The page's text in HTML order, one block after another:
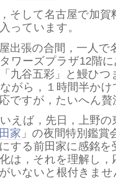
そして名古屋で加
っています。
出張の合間，一人
ワーズプラザ12階
九谷五彩」と鰻ひ
がら，１時間半か
ですが，たいへん
えば，先日，上野の
家 」の夜間特別鑑
する前田家に感銘
は，それを理解し
いないと根付きま